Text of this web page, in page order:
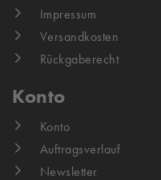
Impressum
Versandkosten
Rückgaberecht
Konto
Konto
Auftragsverlauf
Newsletter